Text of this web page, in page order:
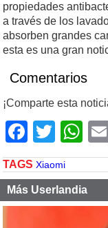
propiedades
a través de los
absorben grandes
esta es una gran
Comentarios
¡Comparte esta
Twitter
TAGS Xiaomi
Más Userlandia